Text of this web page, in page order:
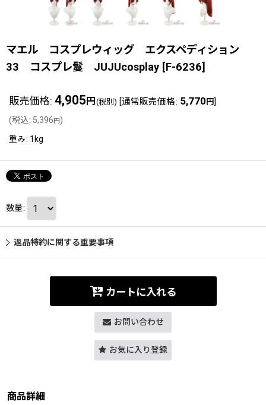
マエル コスプレウィッグ エクスペディション
33 コスプレ鬘 JUJUcosplay [F-6236]
販売価格: 4,905 円 (税別) [通常販売価格: 5,770 円]
(税込: 5,396円)
重み: 1kg
数量:
返品特約に関する重要事項
カートに入れる
お問い合わせ
お気に入り登録
商品詳細